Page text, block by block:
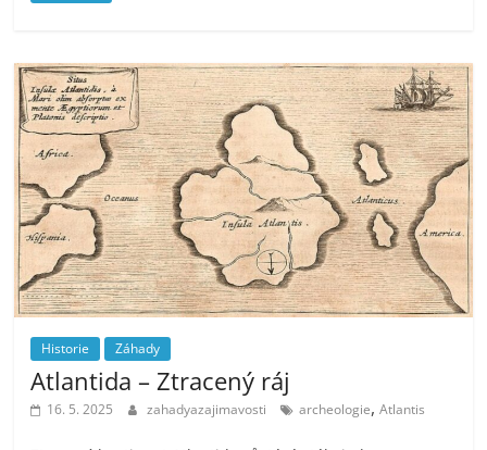
Historie Záhady
Atlantida – Ztracený ráj
16. 5. 2025 zahadyazajimavosti archeologie,Atlantis